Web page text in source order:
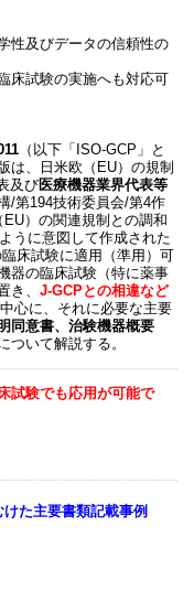
性及びデータの信頼性の
床試験の実施へも対応可
（以下「ISO-GCP」と
は、日米欧（EU）の規制
及び医療機器業界代表等
/第194技術委員会/第4作
）の関連規制との調和
うに意図して作成された
床試験に適用（準用）可
器の臨床試験（特に薬事
き、 J-GCPとの相違など
心に、それに必要な主要
同意書、治験機器概要
ついて解説する。
験でも応用が可能で
た主要書類記載事例